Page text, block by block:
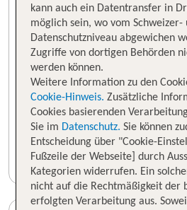
kann auch ein Datentransfer in
möglich sein, wo vom Schweizer-
Datenschutzniveau abgewichen
Zugriffe von dortigen Behörden
werden können.
Weitere Information zu den
Cookie-Hinweis. Zusätzliche
Cookies basierenden
Sie im Datenschutz. Sie können
Entscheidung über "Cookie-
Fußzeile der Webseite] durch
Kategorien widerrufen. Ein
nicht auf die Rechtmäßigkeit der
erfolgten Verarbeitung aus.